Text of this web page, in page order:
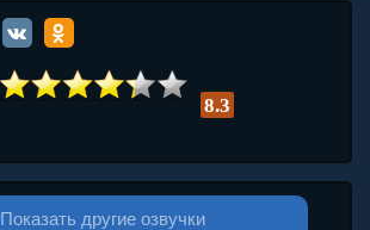
8.3
Показать другие озвучки